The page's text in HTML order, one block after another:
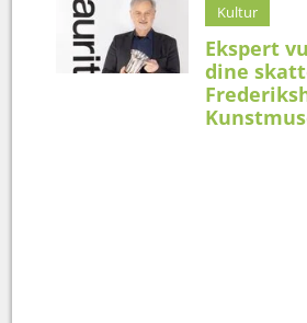
Kultur
Ekspert
dine